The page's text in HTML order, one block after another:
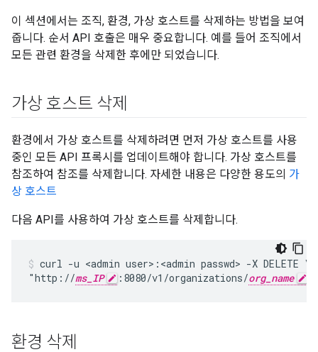
이 섹션에서는 조직, 환경, 가상 호스트를 삭제하는 방법을 보여
줍니다. 순서 API 호출은 매우 중요합니다. 예를 들어 조직에서
모든 관련 환경을 삭제한 후에만 되었습니다.
가상 호스트 삭제
환경에서 가상 호스트를 삭제하려면 먼저 가상 호스트를 사용
중인 모든 API 프록시를 업데이트해야 합니다. 가상 호스트를
참조하여 참조를 삭제합니다. 자세한 내용은 다양한 용도의 가
상 호스트
다음 API를 사용하여 가상 호스트를 삭제합니다.
curl -u <admin user>:<admin passwd> -X DELETE \
"http://ms_IP :8080/v1/organizations/org_name
환경 삭제